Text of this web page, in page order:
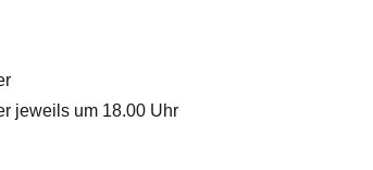
jeweils um 18.00 Uhr